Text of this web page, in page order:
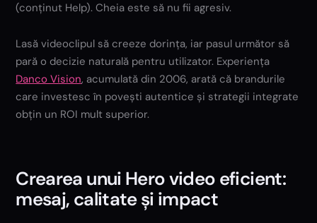
(conținut Help). Cheia este să nu fii agresiv.
Lasă videoclipul să creeze dorința, iar pasul următor să
pară o decizie naturală pentru utilizator. Experiența
Danco Vision, acumulată din 2006, arată că brandurile
care investesc în povești autentice și strategii integrate
obțin un ROI mult superior.
Crearea unui Hero video eficient:
mesaj, calitate și impact